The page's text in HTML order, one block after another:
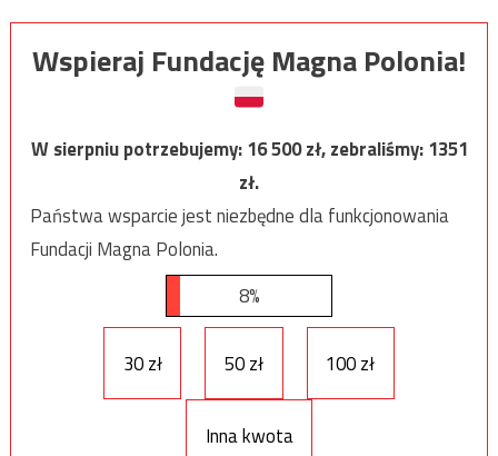
Wspieraj Fundację Magna Polonia!
W sierpniu potrzebujemy:16 500zł, zebraliśmy:1351
zł.
Państwa wsparcie jest niezbędne dla funkcjonowania
Fundacji Magna Polonia.
8%
30 zł 50 zł 100 zł
Inna kwota